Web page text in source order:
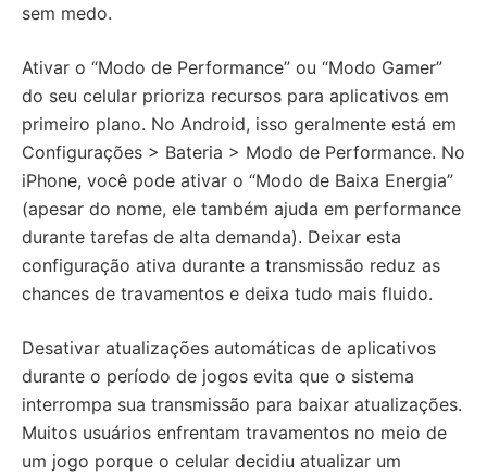
sem medo.
Ativar o “Modo de Performance” ou “Modo Gamer”
do seu celular prioriza recursos para aplicativos em
primeiro plano. No Android, isso geralmente está em
Configurações > Bateria > Modo de Performance. No
iPhone, você pode ativar o “Modo de Baixa Energia”
(apesar do nome, ele também ajuda em performance
durante tarefas de alta demanda). Deixar esta
configuração ativa durante a transmissão reduz as
chances de travamentos e deixa tudo mais fluido.
Desativar atualizações automáticas de aplicativos
durante o período de jogos evita que o sistema
interrompa sua transmissão para baixar atualizações.
Muitos usuários enfrentam travamentos no meio de
um jogo porque o celular decidiu atualizar um